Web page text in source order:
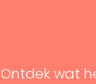
Ontdek wat